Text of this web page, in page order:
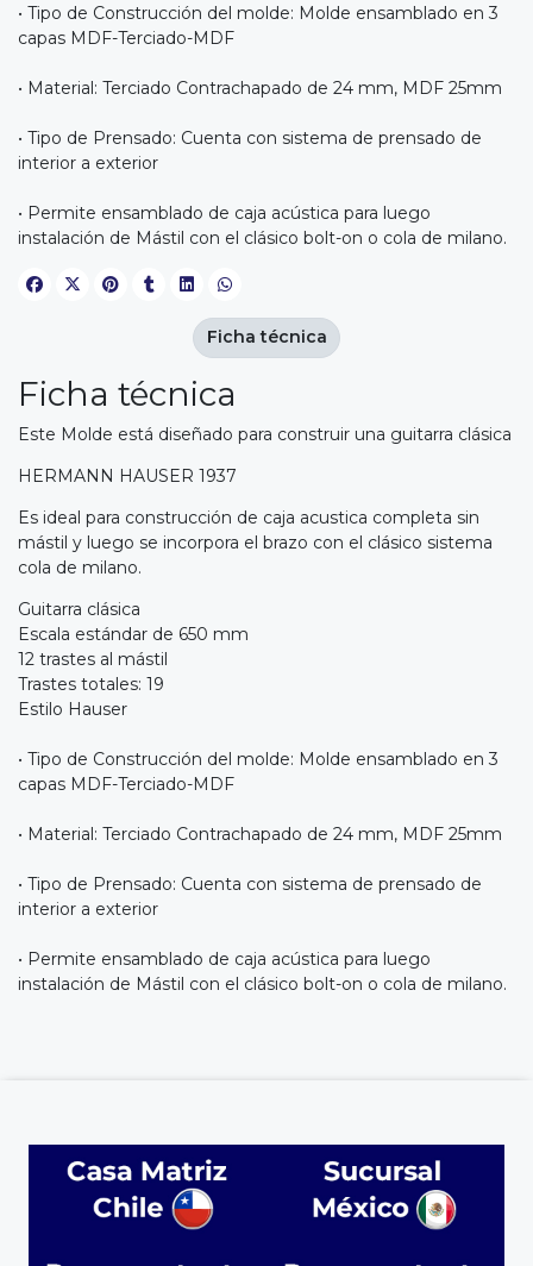
• Tipo de Construcción del molde: Molde ensamblado en 3
capas MDF-Terciado-MDF
• Material: Terciado Contrachapado de 24 mm, MDF 25mm
• Tipo de Prensado: Cuenta con sistema de prensado de
interior a exterior
• Permite ensamblado de caja acústica para luego
instalación de Mástil con el clásico bolt-on o cola de milano.
Ficha técnica
Este Molde está diseñado para construir una guitarra clásica
HERMANN HAUSER 1937
Es ideal para construcción de caja acustica completa sin
mástil y luego se incorpora el brazo con el clásico sistema
cola de milano.
Guitarra clásica
Escala estándar de 650 mm
12 trastes al mástil
Trastes totales: 19
Estilo Hauser
• Tipo de Construcción del molde: Molde ensamblado en 3
capas MDF-Terciado-MDF
• Material: Terciado Contrachapado de 24 mm, MDF 25mm
• Tipo de Prensado: Cuenta con sistema de prensado de
interior a exterior
• Permite ensamblado de caja acústica para luego
instalación de Mástil con el clásico bolt-on o cola de milano.
Ficha técnica